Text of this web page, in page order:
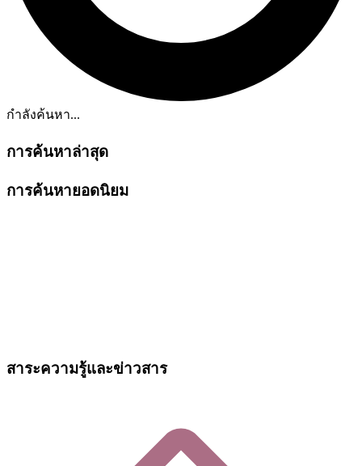
กำลังค้นหา...
การค้นหาล่าสุด
การค้นหายอดนิยม
สาระความรู้และข่าวสาร